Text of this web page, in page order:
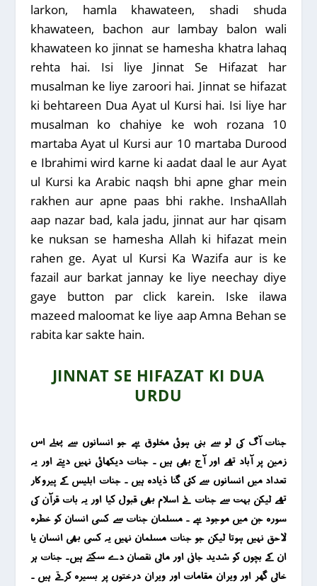
larkon, hamla khawateen, shadi shuda
khawateen, bachon aur lambay balon wali
khawateen ko jinnat se hamesha khatra lahaq
rehta hai. Isi liye Jinnat Se Hifazat har
musalman ke liye zaroori hai. Jinnat se hifazat
ki behtareen Dua Ayat ul Kursi hai. Isi liye har
musalman ko chahiye ke woh rozana 10
martaba Ayat ul Kursi aur 10 martaba Durood
e Ibrahimi wird karne ki aadat daal le aur Ayat
ul Kursi ka Arabic naqsh bhi apne ghar mein
rakhen aur apne paas bhi rakhe. InshaAllah
aap nazar bad, kala jadu, jinnat aur har qisam
ke nuksan se hamesha Allah ki hifazat mein
rahen ge. Ayat ul Kursi Ka Wazifa aur is ke
fazail aur barkat jannay ke liye neechay diye
gaye button par click karein. Iske ilawa
mazeed maloomat ke liye aap Amna Behan se
rabita kar sakte hain.
JINNAT SE HIFAZAT KI DUA
URDU
جنات آگ کی لو سے بنی ہوئی مخلوق ہے جو انسانوں سے پہلے اس
زمین پر آباد تھے اور آج بھی ہیں ۔ جنات دیکھائی نہیں دیتے اور یہ
تعداد میں انسانوں سے کئی گنا ذیادہ ہیں ۔ جنات ابلیس کے پیروکار
تھے لیکن بہت سے جنات نے اسلام بھی قبول کیا اور یہ بات قرآن کی
سورہ جن میں موجود ہے ۔ مسلمان جنات سے کسی انسان کو خطرہ
لاحق نہیں ہوتا لیکن جو جنات مسلمان نہیں یہ کسی بھی انسان یا
ان کے بچوں کو شدید جانی اور مالی نقصان دے سکتے ہیں۔ جنات ہر
خالی گھر اور ویران مقامات اور ویران درختوں پر بسیرہ کرتے ہیں ۔